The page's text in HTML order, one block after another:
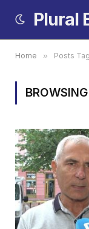
Plural
Home » Posts